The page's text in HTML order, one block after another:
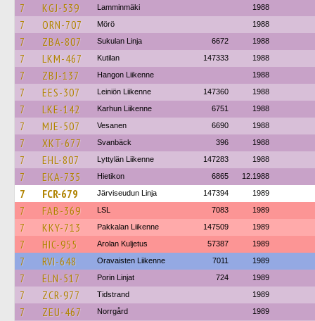
7 KGJ-539 Lamminmäki 1988
7 ORN-707 Mörö 1988
7 ZBA-807 Sukulan Linja 6672 1988
7 LKM-467 Kutilan 147333 1988
7 ZBJ-137 Hangon Liikenne 1988
7 EES-307 Leiniön Liikenne 147360 1988
7 LKE-142 Karhun Liikenne 6751 1988
7 MJE-507 Vesanen 6690 1988
7 XKT-677 Svanbäck 396 1988
7 EHL-807 Lyttylän Liikenne 147283 1988
7 EKA-735 Hietikon 6865 12.1988
7 FCR-679 Järviseudun Linja 147394 1989
7 FAB-369 LSL 7083 1989
7 KKY-713 Pakkalan Liikenne 147509 1989
7 HIC-955 Arolan Kuljetus 57387 1989
7 RVI-648 Oravaisten Liikenne 7011 1989
7 ELN-517 Porin Linjat 724 1989
7 ZCR-977 Tidstrand 1989
7 ZEU-467 Norrgård 1989